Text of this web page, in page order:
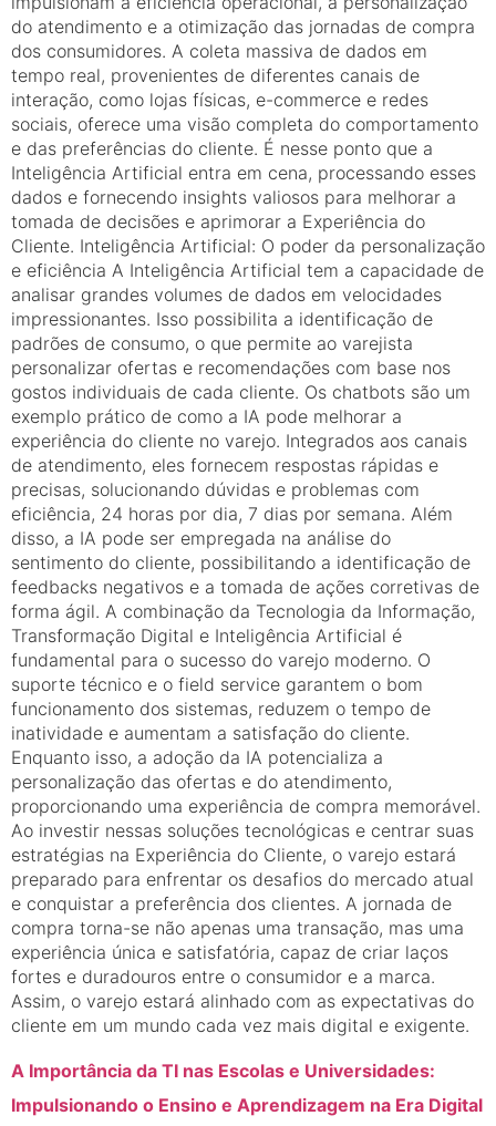
do atendimento e a otimização das jornadas de compra
dos consumidores. A coleta massiva de dados em
tempo real, provenientes de diferentes canais de
interação, como lojas físicas, e-commerce e redes
sociais, oferece uma visão completa do comportamento
e das preferências do cliente. É nesse ponto que a
Inteligência Artificial entra em cena, processando esses
dados e fornecendo insights valiosos para melhorar a
tomada de decisões e aprimorar a Experiência do
Cliente. Inteligência Artificial: O poder da personalização
e eficiência A Inteligência Artificial tem a capacidade de
analisar grandes volumes de dados em velocidades
impressionantes. Isso possibilita a identificação de
padrões de consumo, o que permite ao varejista
personalizar ofertas e recomendações com base nos
gostos individuais de cada cliente. Os chatbots são um
exemplo prático de como a IA pode melhorar a
experiência do cliente no varejo. Integrados aos canais
de atendimento, eles fornecem respostas rápidas e
precisas, solucionando dúvidas e problemas com
eficiência, 24 horas por dia, 7 dias por semana. Além
disso, a IA pode ser empregada na análise do
sentimento do cliente, possibilitando a identificação de
feedbacks negativos e a tomada de ações corretivas de
forma ágil. A combinação da Tecnologia da Informação,
Transformação Digital e Inteligência Artificial é
fundamental para o sucesso do varejo moderno. O
suporte técnico e o field service garantem o bom
funcionamento dos sistemas, reduzem o tempo de
inatividade e aumentam a satisfação do cliente.
Enquanto isso, a adoção da IA potencializa a
personalização das ofertas e do atendimento,
proporcionando uma experiência de compra memorável.
Ao investir nessas soluções tecnológicas e centrar suas
estratégias na Experiência do Cliente, o varejo estará
preparado para enfrentar os desafios do mercado atual
e conquistar a preferência dos clientes. A jornada de
compra torna-se não apenas uma transação, mas uma
experiência única e satisfatória, capaz de criar laços
fortes e duradouros entre o consumidor e a marca.
Assim, o varejo estará alinhado com as expectativas do
cliente em um mundo cada vez mais digital e exigente.
A Importância da TI nas Escolas e Universidades:
Impulsionando o Ensino e Aprendizagem na Era Digital